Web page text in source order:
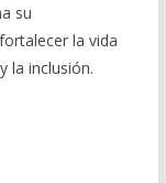
su
la vida
la inclusión.